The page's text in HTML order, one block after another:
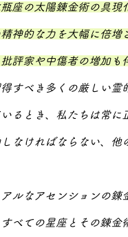
瓶座の太陽錬金術の具現
神的な力を大幅に倍増
評家や中傷者の増加も
すべき多くの厳しい霊
るとき、私たちは常に
なければならない、他
ルなアセンションの錬
べての星座とその錬金